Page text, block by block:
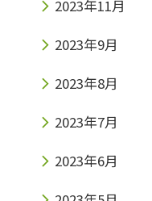
2023年11月
2023年9月
2023年8月
2023年7月
2023年6月